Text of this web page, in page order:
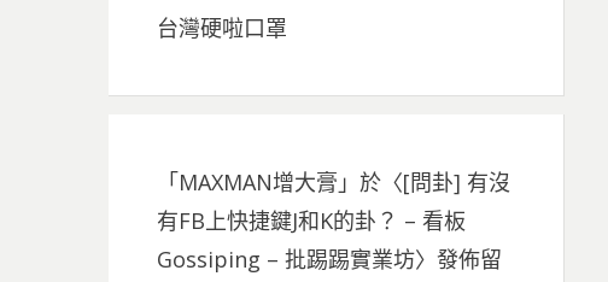
台灣硬啦口罩
「MAXMAN增大膏 」於〈[問卦] 有沒
有FB上快捷鍵J和K的卦？ – 看板
Gossiping – 批踢踢實業坊〉發佈留